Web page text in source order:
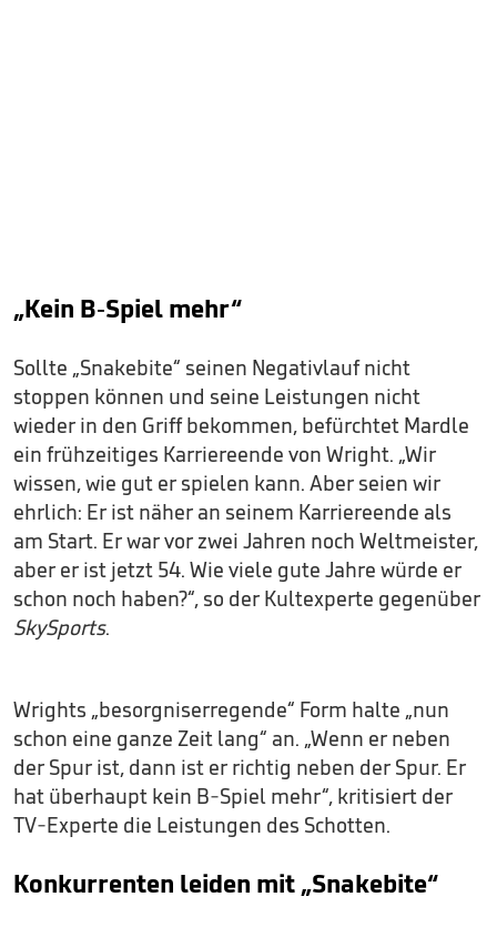
„Kein B-Spiel mehr“
Sollte „Snakebite“ seinen Negativlauf nicht
stoppen können und seine Leistungen nicht
wieder in den Griff bekommen, befürchtet Mardle
ein frühzeitiges Karriereende von Wright. „Wir
wissen, wie gut er spielen kann. Aber seien wir
ehrlich: Er ist näher an seinem Karriereende als
am Start. Er war vor zwei Jahren noch Weltmeister,
aber er ist jetzt 54. Wie viele gute Jahre würde er
schon noch haben?“, so der Kultexperte gegenüber
SkySports.
Wrights „besorgniserregende“ Form halte „nun
schon eine ganze Zeit lang“ an. „Wenn er neben
der Spur ist, dann ist er richtig neben der Spur. Er
hat überhaupt kein B-Spiel mehr“, kritisiert der
TV-Experte die Leistungen des Schotten.
Konkurrenten leiden mit „Snakebite“